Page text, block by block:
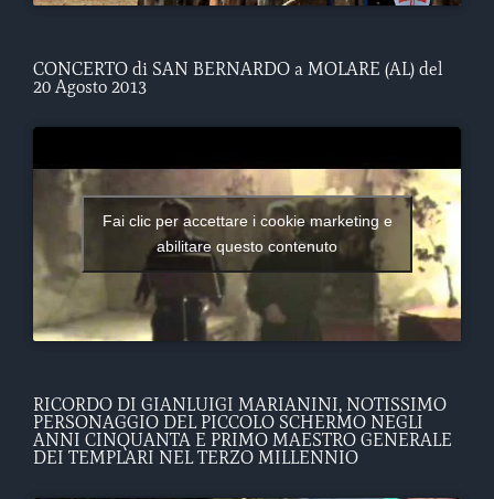
CONCERTO di SAN BERNARDO a MOLARE (AL) del
20 Agosto 2013
Fai clic per accettare i cookie marketing e
abilitare questo contenuto
RICORDO DI GIANLUIGI MARIANINI, NOTISSIMO
PERSONAGGIO DEL PICCOLO SCHERMO NEGLI
ANNI CINQUANTA E PRIMO MAESTRO GENERALE
DEI TEMPLARI NEL TERZO MILLENNIO